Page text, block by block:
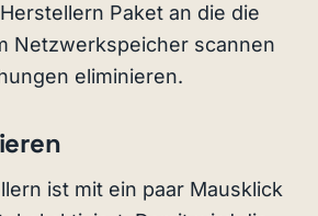
Paket an die die
Netzwerkspeicher scannen
eliminieren.
ist mit ein paar Mausklick